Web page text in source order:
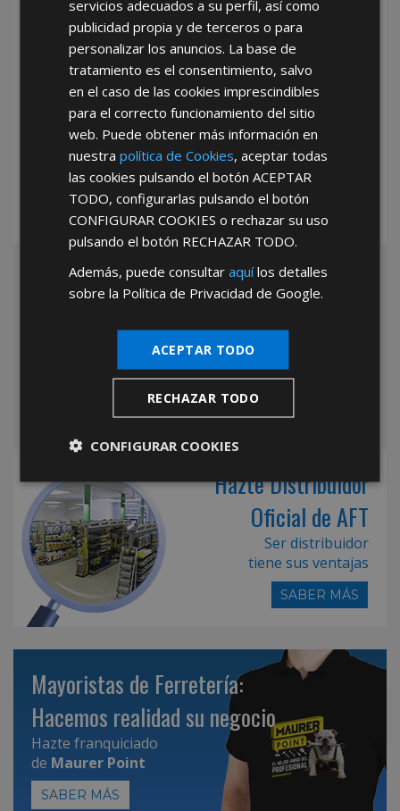
*Abstenerse particulares, sólo venta a tiendas y empresas minoristas y
Hazte Distribuidor
Oficial de AFT
Ser distribuidor
tiene sus ventajas
SABER MÁS
Mayoristas de Ferretería:
Hacemos realidad su negocio
Hazte franquiciado
de Maurer Point
SABER MÁS
servicios adecuados a su perfil, así como
publicidad propia y de terceros o para
personalizar los anuncios. La base de
tratamiento es el consentimiento, salvo
en el caso de las cookies imprescindibles
para el correcto funcionamiento del sitio
web. Puede obtener más información en
nuestrapolítica de Cookies, aceptar todas
las cookies pulsando el botónACEPTAR
TODO, configurarlas pulsando el botón
CONFIGURAR COOKIES o rechazar su uso
pulsando el botón RECHAZAR TODO.
Además, puede consultaraquílos detalles
sobre la Política de Privacidad de Google.
ACEPTAR TODO
RECHAZAR TODO
CONFIGURAR COOKIES